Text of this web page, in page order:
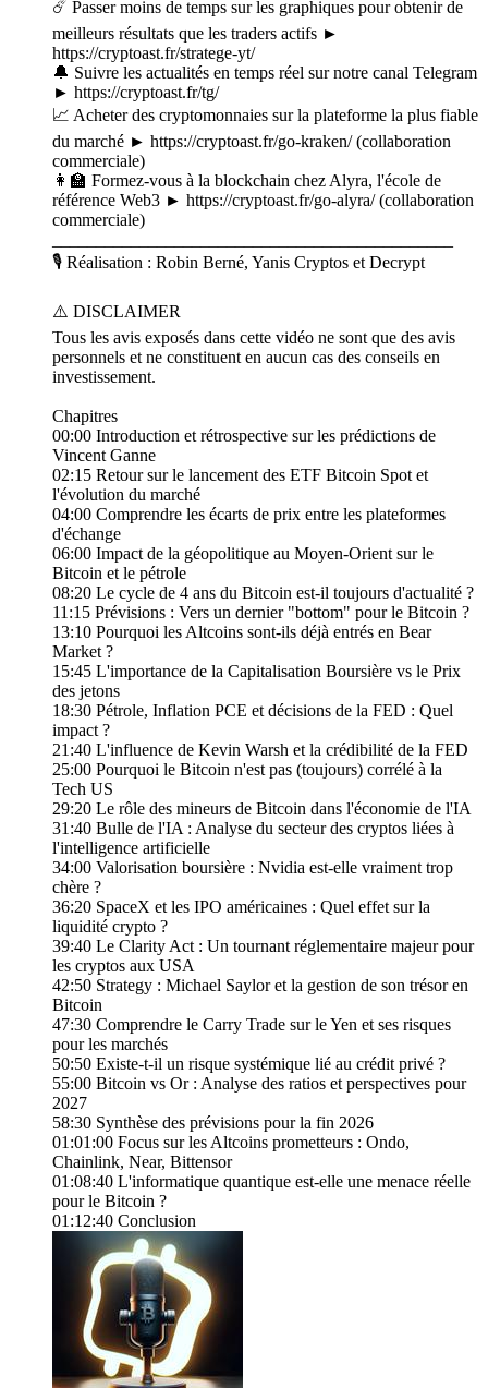
☄️ Passer moins de temps sur les graphiques pour obtenir de
meilleurs résultats que les traders actifs ►
⁠⁠⁠⁠⁠⁠https://cryptoast.fr/stratege-yt/⁠⁠⁠⁠⁠⁠
🔔 Suivre les actualités en temps réel sur notre canal Telegram
► ⁠⁠⁠⁠⁠⁠https://cryptoast.fr/tg/⁠⁠⁠⁠⁠⁠
📈 Acheter des cryptomonnaies sur la plateforme la plus fiable
du marché ► ⁠⁠⁠⁠⁠⁠⁠⁠⁠⁠⁠⁠⁠⁠⁠⁠https://cryptoast.fr/go-kraken/⁠⁠⁠⁠⁠⁠⁠⁠⁠⁠⁠⁠⁠⁠⁠⁠ (collaboration
commerciale)
👩‍🏫 Formez-vous à la blockchain chez Alyra, l'école de
référence Web3 ► ⁠⁠⁠⁠⁠⁠⁠⁠⁠⁠⁠⁠⁠⁠⁠⁠https://cryptoast.fr/go-alyra/⁠⁠⁠⁠⁠⁠⁠⁠⁠⁠⁠⁠⁠⁠⁠⁠ (collaboration
commerciale)
🎙️ Réalisation : Robin Berné, Yanis Cryptos et Decrypt
⚠️ DISCLAIMER
Tous les avis exposés dans cette vidéo ne sont que des avis
personnels et ne constituent en aucun cas des conseils en
investissement.
Chapitres
00:00 Introduction et rétrospective sur les prédictions de
Vincent Ganne
02:15 Retour sur le lancement des ETF Bitcoin Spot et
l'évolution du marché
04:00 Comprendre les écarts de prix entre les plateformes
d'échange
06:00 Impact de la géopolitique au Moyen-Orient sur le
Bitcoin et le pétrole
08:20 Le cycle de 4 ans du Bitcoin est-il toujours d'actualité ?
11:15 Prévisions : Vers un dernier "bottom" pour le Bitcoin ?
13:10 Pourquoi les Altcoins sont-ils déjà entrés en Bear
Market ?
15:45 L'importance de la Capitalisation Boursière vs le Prix
des jetons
18:30 Pétrole, Inflation PCE et décisions de la FED : Quel
impact ?
21:40 L'influence de Kevin Warsh et la crédibilité de la FED
25:00 Pourquoi le Bitcoin n'est pas (toujours) corrélé à la
Tech US
29:20 Le rôle des mineurs de Bitcoin dans l'économie de l'IA
31:40 Bulle de l'IA : Analyse du secteur des cryptos liées à
l'intelligence artificielle
34:00 Valorisation boursière : Nvidia est-elle vraiment trop
chère ?
36:20 SpaceX et les IPO américaines : Quel effet sur la
liquidité crypto ?
39:40 Le Clarity Act : Un tournant réglementaire majeur pour
les cryptos aux USA
42:50 Strategy : Michael Saylor et la gestion de son trésor en
Bitcoin
47:30 Comprendre le Carry Trade sur le Yen et ses risques
pour les marchés
50:50 Existe-t-il un risque systémique lié au crédit privé ?
55:00 Bitcoin vs Or : Analyse des ratios et perspectives pour
2027
58:30 Synthèse des prévisions pour la fin 2026
01:01:00 Focus sur les Altcoins prometteurs : Ondo,
Chainlink, Near, Bittensor
01:08:40 L'informatique quantique est-elle une menace réelle
pour le Bitcoin ?
01:12:40 Conclusion